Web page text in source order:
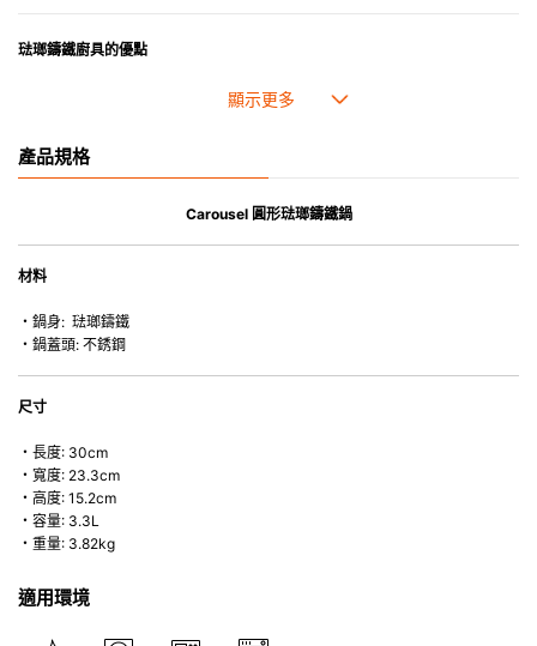
琺瑯鑄鐵廚具的優點
• 琺瑯鑄鐵傳熱性均勻，不會產生過熱點。
• 重身的鍋蓋能有助防止蒸氣溜走,易於 保持食物的原汁原味。
• 琺瑯抗酸鹼，不會殘留氣味，安全衛生。
產品規格
Carousel 圓形琺瑯鑄鐵鍋
材料
・鍋身: 琺瑯鑄鐵
・鍋蓋頭: 不銹鋼
尺寸
・長度: 30cm
・寬度: 23.3cm
・高度: 15.2cm
・容量: 3.3L
・重量: 3.82kg
適用環境